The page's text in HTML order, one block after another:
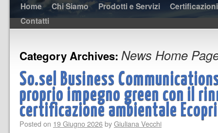
Home Chi Siamo Prodotti e Servizi
Certificazioni
Contatti
Category Archives: News Home
So.sel Business
proprio impegno green con il
certificazione ambientale
Posted on 19 Giugno 2026byGiuliana Vecchi